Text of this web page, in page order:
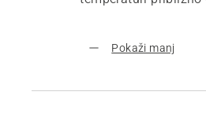
Pokaži manj